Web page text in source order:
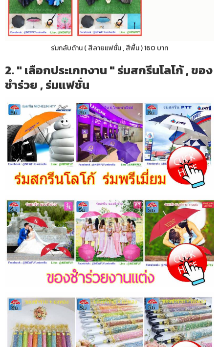
ร่มกลับด้าน ( สีลายแฟชั่น , สีพื้น ) 160 บาท
2. " เลือกประเภทงาน " ร่มสกรีนโลโก้ , ของ
ชำร่วย , ร่มแฟชั่น